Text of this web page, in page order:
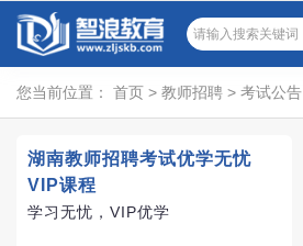
您当前位置： 首页 > 教师招聘 > 考试公告
湖南教师招聘考试优学无忧
VIP课程
学习无忧，VIP优学